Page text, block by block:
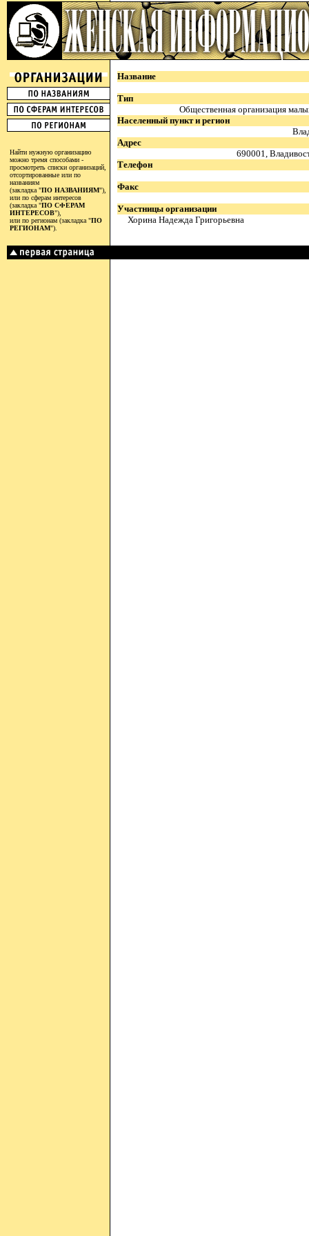
Найти нужную организацию
можно тремя способами -
просмотреть списки организаций,
отсортированные или по
названиям
(закладка "ПО НАЗВАНИЯМ"),
или по сферам интересов
(закладка "ПО СФЕРАМ
ИНТЕРЕСОВ"),
или по регионам (закладка "ПО
РЕГИОНАМ").
Название
Тип
Общественная организация
Населенный пункт и регион
Адрес
690001,
Телефон
Факс
Участницы организации
Хорина Надежда Григорьевна